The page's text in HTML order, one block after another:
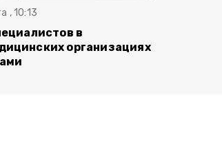
, 10:13
в
организациях